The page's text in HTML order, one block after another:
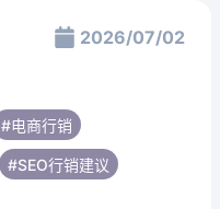
2026/07/02
#电商行销
#SEO行销建议